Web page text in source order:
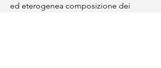
ed eterogenea composizione dei